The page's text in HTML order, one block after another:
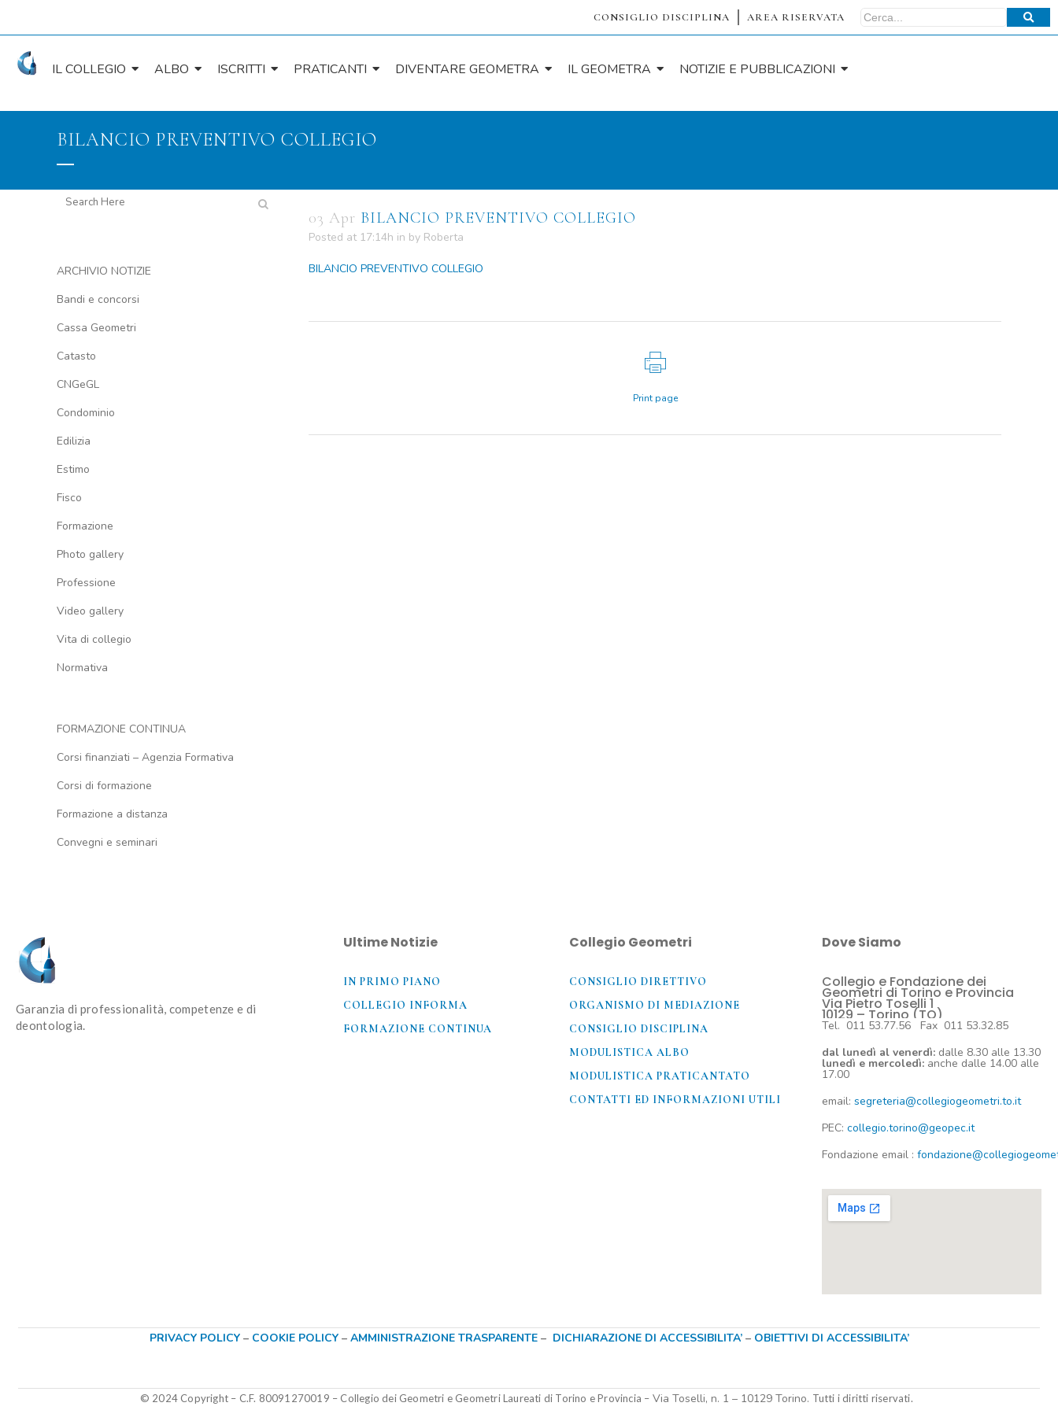
CONSIGLIO DISCIPLINA AREA RISERVATA
IL COLLEGIO ALBO ISCRITTI PRATICANTI DIVENTARE GEOMETRA IL GEOMETRA NOTIZIE E PUBBLICAZIONI
BILANCIO PREVENTIVO COLLEGIO
ARCHIVIO NOTIZIE
Bandi e concorsi
Cassa Geometri
Catasto
CNGeGL
Condominio
Edilizia
Estimo
Fisco
Formazione
Photo gallery
Professione
Video gallery
Vita di collegio
Normativa
FORMAZIONE CONTINUA
Corsi finanziati – Agenzia Formativa
Corsi di formazione
Formazione a distanza
Convegni e seminari
03 Apr BILANCIO PREVENTIVO COLLEGIO
Posted at 17:14h in by Roberta
BILANCIO PREVENTIVO COLLEGIO
Print page
Garanzia di professionalità, competenze e di
deontologia.
Ultime Notizie
IN PRIMO PIANO
COLLEGIO INFORMA
FORMAZIONE CONTINUA
Collegio Geometri
CONSIGLIO DIRETTIVO
ORGANISMO DI MEDIAZIONE
CONSIGLIO DISCIPLINA
MODULISTICA ALBO
MODULISTICA PRATICANTATO
CONTATTI ED INFORMAZIONI UTILI​
Dove Siamo
Collegio e Fondazione dei
Geometri di Torino e Provincia
Via Pietro Toselli 1
10129 – Torino (TO)
Tel. 011 53.77.56 Fax 011 53.32.85
dal lunedì al venerdì: dalle 8.30 alle 13.30
lunedì e mercoledì: anche dalle 14.00 alle
17.00
email: segreteria@collegiogeometri.to.it
PEC: collegio.torino@geopec.it
Fondazione email :
PRIVACY POLICY– COOKIE POLICY – AMMINISTRAZIONE TRASPARENTE– DICHIARAZIONE DI ACCESSIBILITA’– OBIETTIVI DI ACCESSIBILITA’
© 2024 Copyright – C.F. 80091270019 – Collegio dei Geometri e Geometri Laureati di Torino e Provincia – Via Toselli, n. 1 – 10129 Torino. Tutti i diritti riservati.